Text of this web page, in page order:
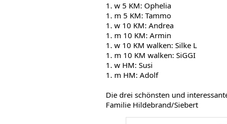
1. w 5 KM: Ophelia
1. m 5 KM: Tammo
1. w 10 KM: Andrea
1. m 10 KM: Armin
1. w 10 KM walken: Silke L
1. m 10 KM walken: SiGGI
1. w HM: Susi
1. m HM: Adolf
Die drei schönsten und
Familie Hildebrand/Siebert